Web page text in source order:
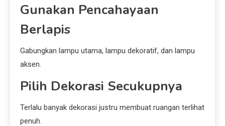
Gunakan Pencahayaan
Berlapis
Gabungkan lampu utama, lampu dekoratif, dan lampu
aksen.
Pilih Dekorasi Secukupnya
Terlalu banyak dekorasi justru membuat ruangan terlihat
penuh.